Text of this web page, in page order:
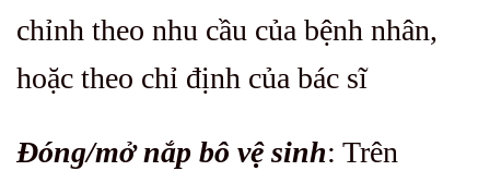
chỉnh theo nhu cầu của bệnh nhân,
hoặc theo chỉ định của bác sĩ
Đóng/mở nắp bô vệ sinh: Trên